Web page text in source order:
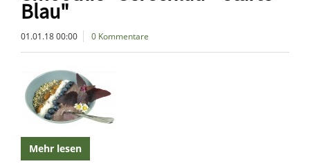
Blau"
01.01.18 00:00 0 Kommentare
Mehr lesen